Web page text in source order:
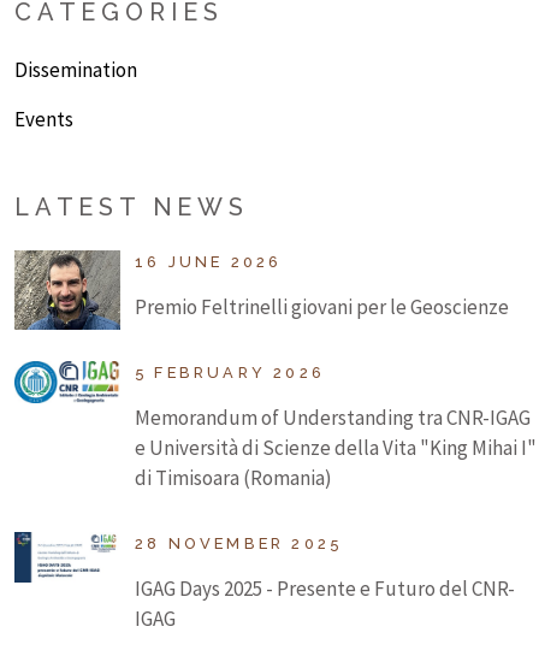
CATEGORIES
Dissemination
Events
LATEST NEWS
16 JUNE 2026
Premio Feltrinelli giovani per le Geoscienze
5 FEBRUARY 2026
Memorandum of Understanding tra CNR-IGAG
e Università di Scienze della Vita "King Mihai I"
di Timisoara (Romania)
28 NOVEMBER 2025
IGAG Days 2025 - Presente e Futuro del CNR-
IGAG